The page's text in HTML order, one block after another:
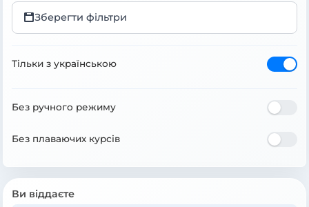
Зберегти фільтри
Тільки з українською
Без ручного режиму
Без плаваючих курсів
Ви віддаєте